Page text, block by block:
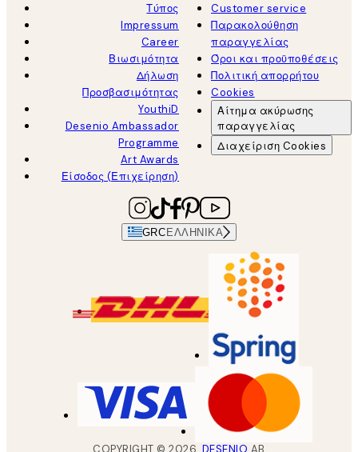
Τύπος
Impressum
Career
Βιωσιμότητα
Δήλωση
Προσβασιμότητας
YouthiD
Desenio Ambassador
Programme
Art Awards
Είσοδος (Επιχείρηση)
Customer service
Παρακολούθηση
παραγγελίας
Όροι και προϋποθέσεις
Πολιτική απορρήτου
Cookies
Αίτημα ακύρωσης
παραγγελίας
Διαχείριση Cookies
GRCΕΛΛΗΝΙΚΆ
COPYRIGHT ©2026 DESENIO AB